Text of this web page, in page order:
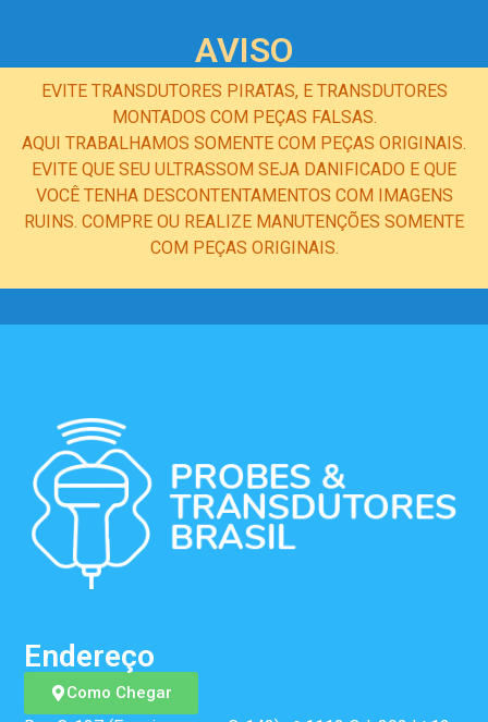
AVISO
EVITE TRANSDUTORES PIRATAS, E TRANSDUTORES
MONTADOS COM PEÇAS FALSAS.
AQUI TRABALHAMOS SOMENTE COM PEÇAS ORIGINAIS.
EVITE QUE SEU ULTRASSOM SEJA DANIFICADO E QUE
VOCÊ TENHA DESCONTENTAMENTOS COM IMAGENS
RUINS. COMPRE OU REALIZE MANUTENÇÕES SOMENTE
COM PEÇAS ORIGINAIS.
Como Chegar
Endereço